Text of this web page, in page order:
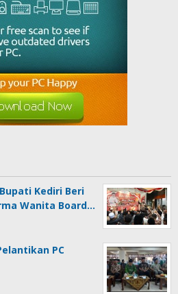
Kediri Beri
Wanita Board…
PC